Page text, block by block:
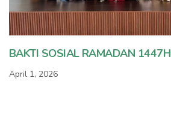
BAKTI SOSIAL RAMADAN 1447H
April 1, 2026